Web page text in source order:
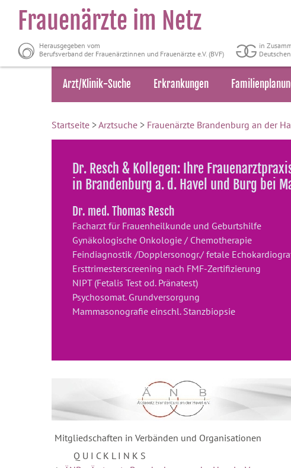
Frauenärzte im Netz
Herausgegeben vom
Berufsverband der Frauenärztinnen und Frauenärzte e.V. (BVF)
in
Arzt/Klinik-Suche Erkrankungen
Startseite >Arztsuche > Frauenärzte Brandenburg an der
Dr. Resch & Kollegen: Ihre
in Brandenburg a. d. Havel und Burg bei
Dr. med. Thomas Resch
Facharzt für Frauenheilkunde und Geburtshilfe
Gynäkologische Onkologie / Chemotherapie
Feindiagnostik /Dopplersonogr./ fetale
Ersttrimesterscreening nach FMF-Zertifizierung
NIPT (Fetalis Test od. Pränatest)
Psychosomat. Grundversorgung
Mammasonografie einschl. Stanzbiopsie
Mitgliedschaften in Verbänden und Organisationen
Q U I C K L I N K S